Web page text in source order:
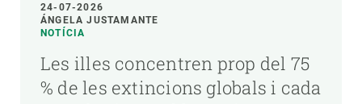
24-07-2026
ÁNGELA JUSTAMANTE
NOTÍCIA
Les illes concentren prop del 75
% de les extincions globals i cada